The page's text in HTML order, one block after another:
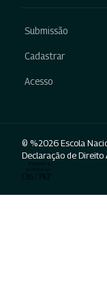
Submissão
Cadastrar
Acesso
© %2026 Escola
Declaração de Direito